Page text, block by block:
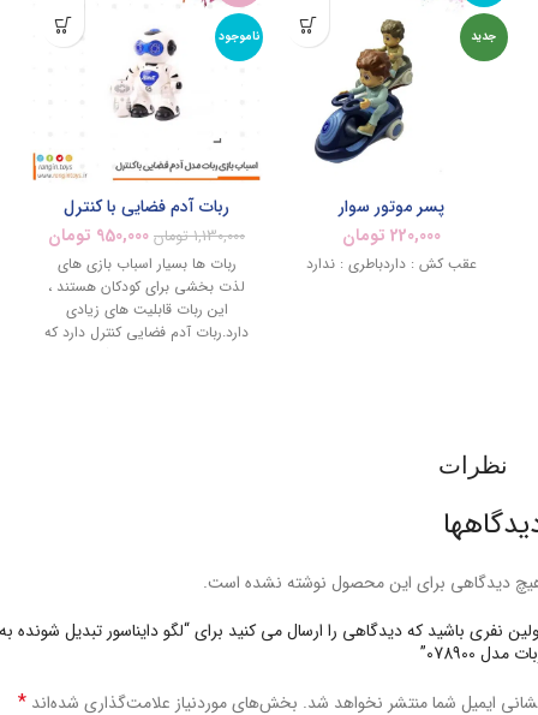
جدید
پسر موتور سوار
220,000 تومان
عقب کش : داردباطری : ندارد
ناموجود
ربات آدم فضایی با کنترل
1,130,000 تومان 950,000 تومان
ربات ها بسیار اسباب بازی های
لذت بخشی برای کودکان هستند ،
این ربات قابلیت های زیادی
دارد.ربات آدم فضایی کنترل دارد که
نظرات
دیدگاهی برای این محصول نوشته نشده است.
نفری باشید که دیدگاهی را ارسال می کنید برای “لگو‌ دایناسور تبدیل شونده
مدل 078900”
ایمیل شما منتشر نخواهد شد. بخش‌های موردنیاز علامت‌گذاری شده‌اند *